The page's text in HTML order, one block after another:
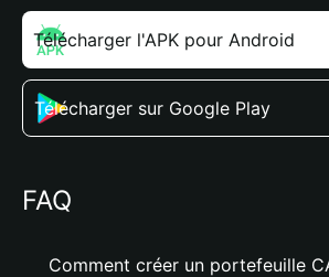
Télécharger l'APK pour Android
Télécharger sur Google Play
FAQ
Comment créer un portefeuille